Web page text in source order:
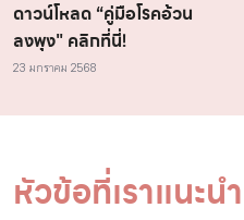
ดาวน์โหลด “คู่มือโรคอ้วน
ลงพุง" คลิกที่นี่!
23 มกราคม 2568
หัวข้อที่เราแนะนำ